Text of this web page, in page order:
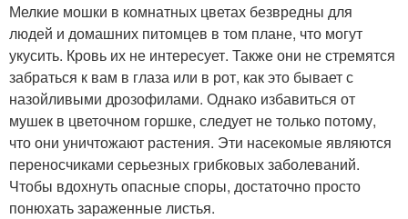
Мелкие мошки в комнатных цветах безвредны для
людей и домашних питомцев в том плане, что могут
укусить. Кровь их не интересует. Также они не стремятся
забраться к вам в глаза или в рот, как это бывает с
назойливыми дрозофилами. Однако избавиться от
мушек в цветочном горшке, следует не только потому,
что они уничтожают растения. Эти насекомые являются
переносчиками серьезных грибковых заболеваний.
Чтобы вдохнуть опасные споры, достаточно просто
понюхать зараженные листья.